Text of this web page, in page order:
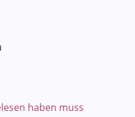
haben muss